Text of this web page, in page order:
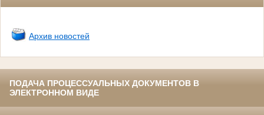
Архив новостей
ПОДАЧА ПРОЦЕССУАЛЬНЫХ ДОКУМЕНТОВ В
ЭЛЕКТРОННОМ ВИДЕ